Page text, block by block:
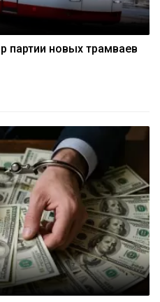
партии новых трамваев